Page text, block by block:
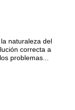
naturaleza del
correcta a
problemas...